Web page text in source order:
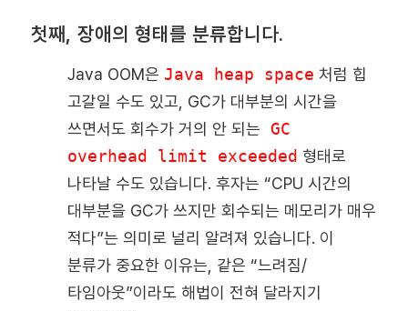
첫째, 장애의 형태를 분류합니다.
Java OOM은 Java heap space 처럼 힙
고갈일 수도 있고, GC가 대부분의 시간을
쓰면서도 회수가 거의 안 되는 GC
overhead limit exceeded 형태로
나타날 수도 있습니다. 후자는 “CPU 시간의
대부분을 GC가 쓰지만 회수되는 메모리가 매우
적다”는 의미로 널리 알려져 있습니다. 이
분류가 중요한 이유는, 같은 “느려짐/
타임아웃”이라도 해법이 전혀 달라지기